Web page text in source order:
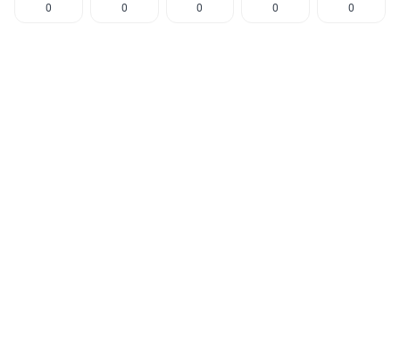
0 0 0 0 0